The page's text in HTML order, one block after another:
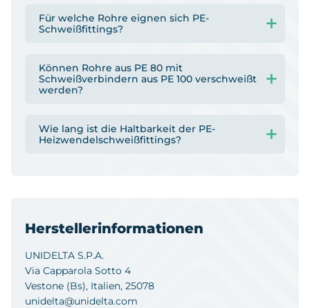
Für welche Rohre eignen sich PE-
Schweißfittings?
Können Rohre aus PE 80 mit
Schweißverbindern aus PE 100 verschweißt
werden?
Wie lang ist die Haltbarkeit der PE-
Heizwendelschweißfittings?
Herstellerinformationen
UNIDELTA S.P.A.
Via Capparola Sotto 4
Vestone (Bs), Italien, 25078
unidelta@unidelta.com